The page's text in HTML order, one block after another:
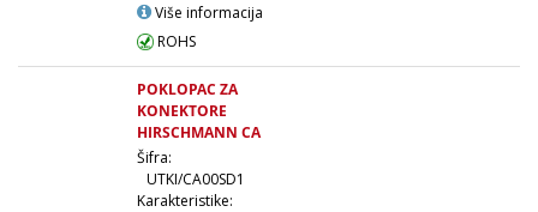
Više informacija
ROHS
POKLOPAC ZA
KONEKTORE
HIRSCHMANN CA
Šifra:
UTKI/CA00SD1
Karakteristike: